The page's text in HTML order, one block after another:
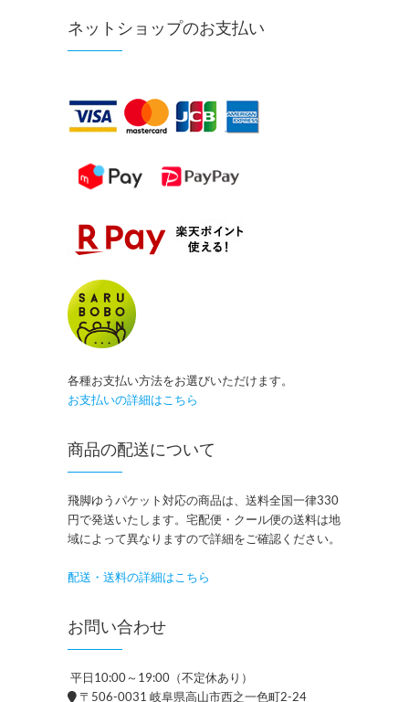
ネットショップのお支払い
各種お支払い方法をお選びいただけます。
お支払いの詳細はこちら
商品の配送について
飛脚ゆうパケット対応の商品は、送料全国一律330
円で発送いたします。宅配便・クール便の送料は地
域によって異なりますので詳細をご確認ください。
配送・送料の詳細はこちら
お問い合わせ
平日10:00～19:00（不定休あり）
〒506-0031 岐阜県高山市西之一色町2-24